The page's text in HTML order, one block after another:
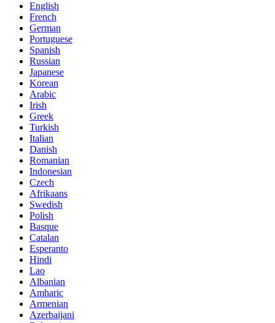
English
French
German
Portuguese
Spanish
Russian
Japanese
Korean
Arabic
Irish
Greek
Turkish
Italian
Danish
Romanian
Indonesian
Czech
Afrikaans
Swedish
Polish
Basque
Catalan
Esperanto
Hindi
Lao
Albanian
Amharic
Armenian
Azerbaijani